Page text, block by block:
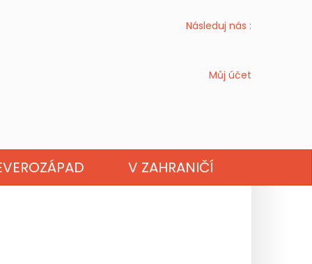
Následuj nás :
Můj účet
V ZAHRANIČÍ
OKCITÁNIE